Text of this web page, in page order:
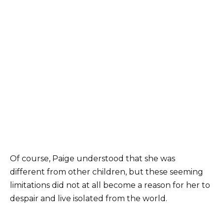
Of course, Paige understood that she was
different from other children, but these seeming
limitations did not at all become a reason for her to
despair and live isolated from the world.